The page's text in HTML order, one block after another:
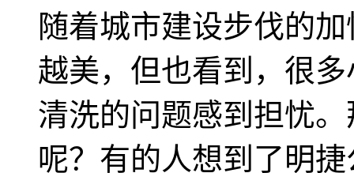
随着城市建设步伐的
越美，但也看到，很
清洗的问题感到担忧
呢？有的人想到了明